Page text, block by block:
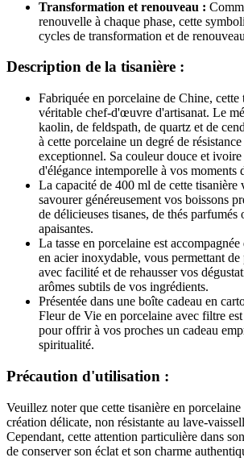
Transformation et renouveau :
renouvelle à chaque phase, cette
cycles de transformation et de
Description de la tisanière :
Fabriquée en porcelaine de Chine, cette
véritable chef-d'œuvre d'artisanat. Le
kaolin, de feldspath, de quartz et de
à cette porcelaine un degré de
exceptionnel. Sa couleur douce et
d'élégance intemporelle à vos moments
La capacité de 400 ml de cette tisanière
savourer généreusement vos boissons
de délicieuses tisanes, de thés
apaisantes.
La tasse en porcelaine est
en acier inoxydable, vous permettant de
avec facilité et de rehausser vos
arômes subtils de vos ingrédients.
Présentée dans une boîte cadeau en
Fleur de Vie en porcelaine avec filtre
pour offrir à vos proches un cadeau
spiritualité.
Précaution d'utilisation :
Veuillez noter que cette tisanière en
création délicate, non résistante au lave-
Cependant, cette attention particulière dans
de conserver son éclat et son charme